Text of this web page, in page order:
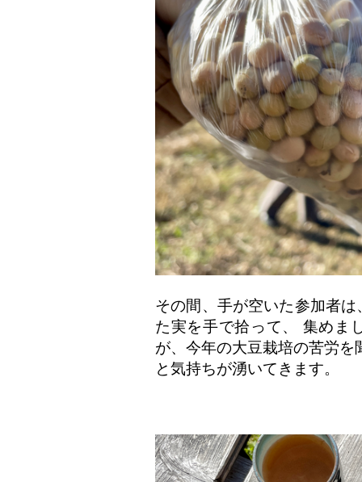
その間、手が空いた参加者
た実を手で拾って、 集めま
が、今年の大豆栽培の苦労
と気持ちが湧いてきます。